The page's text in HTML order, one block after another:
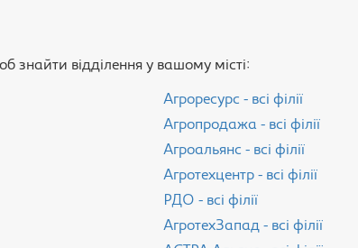
знайти відділення у вашому місті:
Агроресурс - всі філії
Агропродажа - всі філії
Агроальянс - всі філії
Агротехцентр - всі філії
РДО - всі філії
АгротехЗапад - всі філії